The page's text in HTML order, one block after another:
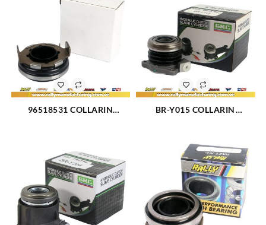
96518531 COLLARIN
BR-Y015 COLLARIN
ADVANCE (1685)